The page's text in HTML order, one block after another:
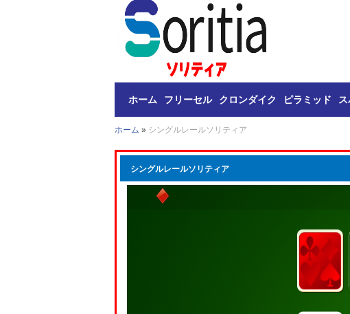
ホーム フリーセル クロンダイク ピラミッド
ホーム » シングルレールソリティア
シングルレールソリティア